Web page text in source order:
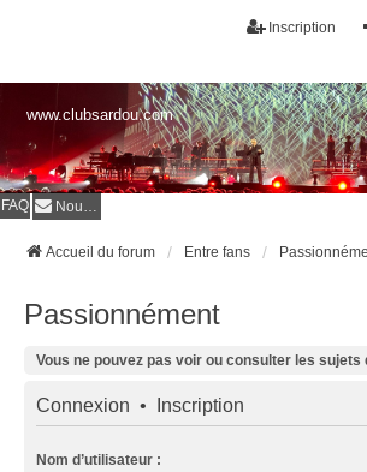
Inscription
www.clubsardou.com
FAQ Nous contacter
Accueil du forum Entre fans
Passionnément
Vous ne pouvez pas voir ou consulter les sujets
Connexion • Inscription
Nom d’utilisateur :